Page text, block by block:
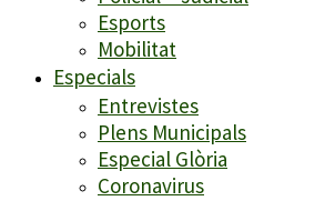
Esports
Mobilitat
Especials
Entrevistes
Plens Municipals
Especial Glòria
Coronavirus